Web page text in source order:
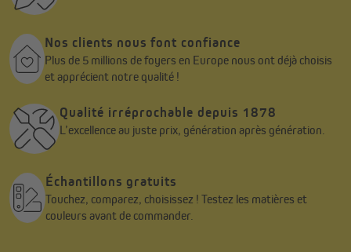
Nos clients nous font confiance
Plus de 5 millions de foyers en Europe nous ont déjà choisis
et apprécient notre qualité !
Qualité irréprochable depuis 1878
L’excellence au juste prix, génération après génération.
Échantillons gratuits
Touchez, comparez, choisissez ! Testez les matières et
couleurs avant de commander.